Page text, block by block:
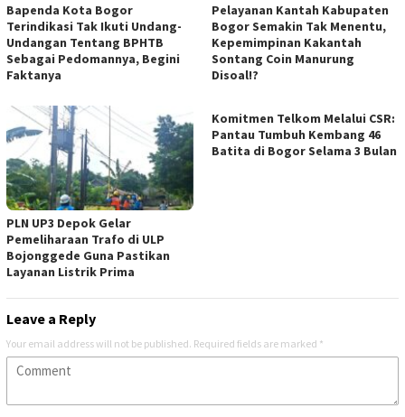
Bapenda Kota Bogor
Terindikasi Tak Ikuti Undang-
Undangan Tentang BPHTB
Sebagai Pedomannya, Begini
Faktanya
Pelayanan Kantah Kabupaten
Bogor Semakin Tak Menentu,
Kepemimpinan Kakantah
Sontang Coin Manurung
Disoal!?
PLN UP3 Depok Gelar
Pemeliharaan Trafo di ULP
Bojonggede Guna Pastikan
Layanan Listrik Prima
Komitmen Telkom Melalui CSR:
Pantau Tumbuh Kembang 46
Batita di Bogor Selama 3 Bulan
Leave a Reply
Your email address will not be published. Required fields are marked *